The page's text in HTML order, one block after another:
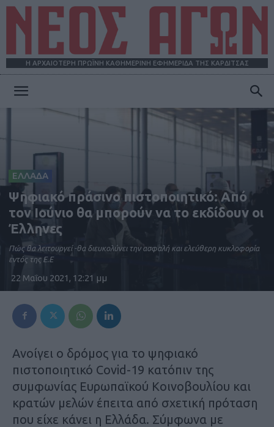
Η ΑΡΧΑΙΟΤΕΡΗ ΠΡΩΪΝΗ ΚΑΘΗΜΕΡΙΝΗ ΕΦΗΜΕΡΙΔΑ ΤΗΣ ΚΑΡΔΙΤΣΑΣ
ΕΛΛΑΔΑ
Ψηφιακό πράσινο πιστοποιητικό: Από
τoν Ιούνιο θα μπορούν να το εκδίδουν οι
Έλληνες
Πώς θα λειτουργεί -θα διευκολύνει την ασφαλή και ελεύθερη κυκλοφορία
εντός της Ε.Ε
22 Μαΐου 2021, 12:21 μμ
Ανοίγει ο δρόμος για το ψηφιακό
πιστοποιητικό Covid-19 κατόπιν της
συμφωνίας Ευρωπαϊκού Κοινοβουλίου και
κρατών μελών έπειτα από σχετική πρόταση
που είχε κάνει η Ελλάδα. Σύμφωνα με